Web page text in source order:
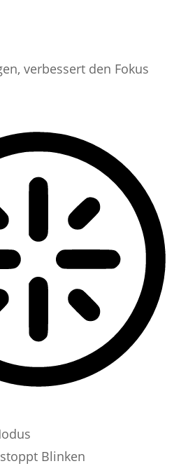
verbessert den Fokus
Blinken